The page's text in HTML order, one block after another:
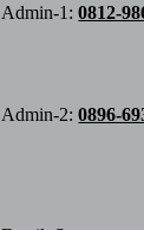
Admin-1:0812-
Admin-2:0896-